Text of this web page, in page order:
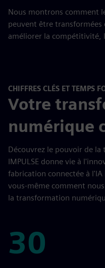
Nous montrons comment
peuvent être
améliorer la compétitivité,
CHIFFRES CLÉS ET TEMPS
Votre
numérique
Découvrez le pouvoir de
IMPULSE donne vie à
fabrication connectée à
vous-même comment
la transformation
30